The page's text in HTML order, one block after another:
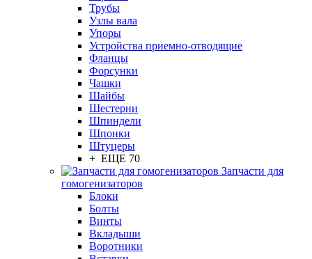
Трубы
Узлы вала
Упоры
Устройства приемно-отводящие
Фланцы
Форсунки
Чашки
Шайбы
Шестерни
Шпиндели
Шпонки
Штуцеры
+ ЕЩЕ 70
Запчасти для
гомогенизаторов
Блоки
Болты
Винты
Вкладыши
Воротники